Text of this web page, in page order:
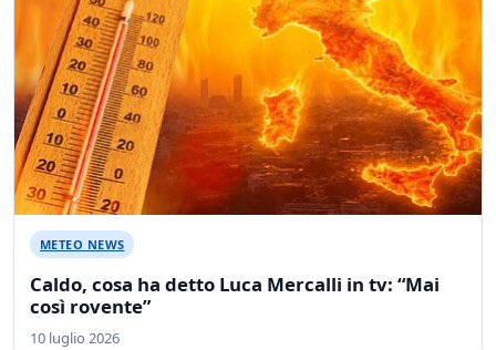
METEO NEWS
Caldo, cosa ha detto Luca Mercalli in tv: “Mai
così rovente”
10 luglio 2026